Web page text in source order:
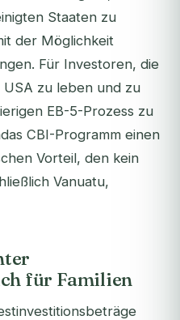
Staaten zu
der Möglichkeit
Für Investoren, die
USA zu leben und zu
EB-5-Prozess zu
CBI-Programm einen
Vorteil, den kein
Vanuatu,
für Familien